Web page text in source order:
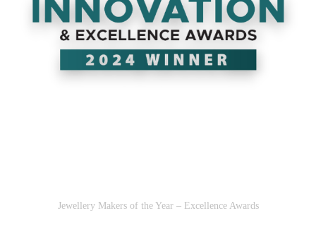
Jewellery Makers of the Year – Excellence Awards